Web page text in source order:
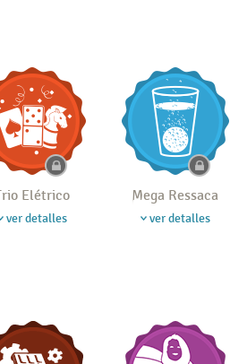
Elétrico
ver detalles
Mega Ressaca
ver detalles